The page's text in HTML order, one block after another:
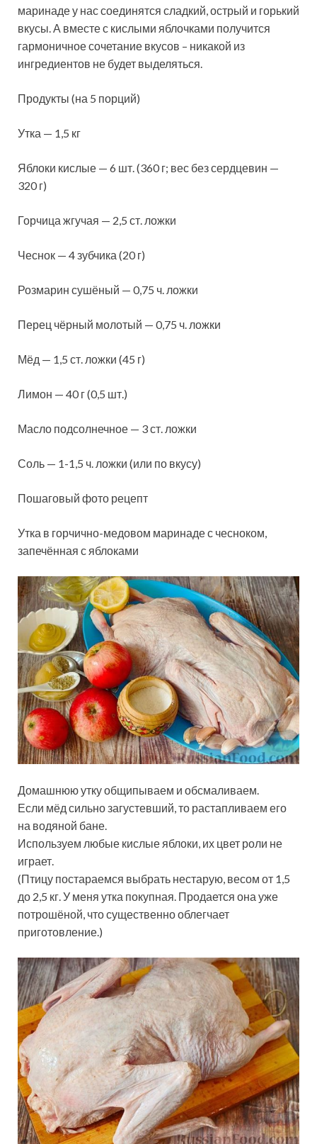
маринаде у нас соединятся сладкий, острый и горький
вкусы. А вместе с кислыми яблочками получится
гармоничное сочетание вкусов – никакой из
ингредиентов не будет выделяться.
Продукты (на 5 порций)
Утка — 1,5 кг
Яблоки кислые — 6 шт. (360 г; вес без сердцевин —
320 г)
Горчица жгучая — 2,5 ст. ложки
Чеснок — 4 зубчика (20 г)
Розмарин сушёный — 0,75 ч. ложки
Перец чёрный молотый — 0,75 ч. ложки
Мёд — 1,5 ст. ложки (45 г)
Лимон — 40 г (0,5 шт.)
Масло подсолнечное — 3 ст. ложки
Соль — 1-1,5 ч. ложки (или по вкусу)
Пошаговый фото рецепт
Утка в горчично-медовом маринаде с чесноком,
запечённая с яблоками
Домашнюю утку общипываем и обсмаливаем.
Если мёд сильно загустевший, то растапливаем его
на водяной бане.
Используем любые кислые яблоки, их цвет роли не
играет.
(Птицу постараемся выбрать нестарую, весом от 1,5
до 2,5 кг. У меня утка покупная. Продается она уже
потрошёной, что существенно облегчает
приготовление.)